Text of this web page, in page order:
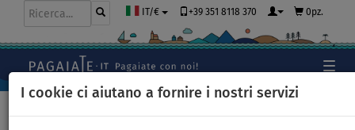
I cookie ci aiutano a fornire i nostri servizi
IT/€ +39 351 8118 370 0pz.